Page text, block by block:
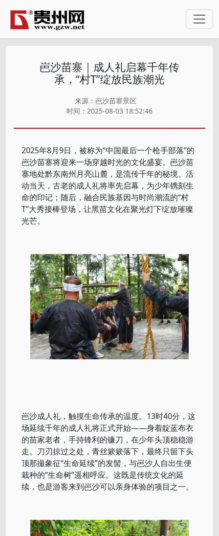
岜沙苗寨｜成人礼启幕千年传
承，“村T”绽放民族潮光
来源：岜沙苗寨景区
时间：2025-08-03 18:52:46
2025年8月9日，被称为“中国最后一个枪手部落”的
岜沙苗寨将迎来一场穿越时光的文化盛宴。岜沙苗
寨地处黔东南州月亮山麓，是流传千年的秘境。活
动当天，古老的成人礼将率先启幕，为少年镌刻生
命的印记；随后，融合民族基因与时尚潮流的“村
T”大秀接棒登场，让黑苗文化在聚光灯下绽放璀璨
光芒。
岜沙成人礼，触摸生命传承的温度。13时40分，这
场延续千年的成人礼将正式开始——身着靛蓝布衣
的苗家老者，手持锋利的镰刀，在少年头顶稳稳游
走。刀刃掠过之处，青丝簌簌落下，最终只留下头
顶那撮象征“生命延续”的发髻，与岜沙人自出生便
栽种的“生命树”遥相呼应。这既是传统文化的延
续，也是游客来到岜沙可以亲身体验的项目之一。